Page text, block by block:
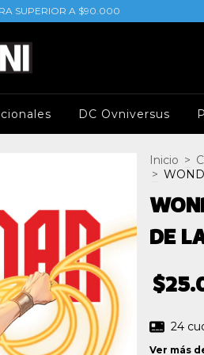
SUPERIOR A $90.000
DC Ovniversus
Inicio >
>
DE
24
Ver más